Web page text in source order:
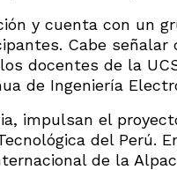
y cuenta con un
Cabe
docentes de la
de Ingeniería
impulsan el
del Perú.
de la